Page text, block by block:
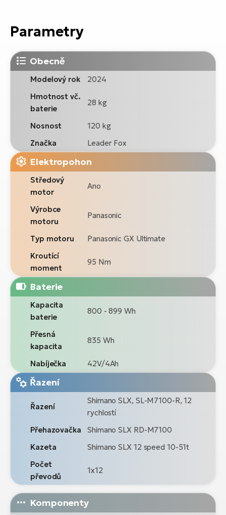
Parametry
Obecně
Modelový rok
2024
Hmotnost vč.
baterie
28 kg
Nosnost
120 kg
Značka
Leader Fox
Elektropohon
Středový
motor
Ano
Výrobce
motoru
Panasonic
Typ motoru
Panasonic GX Ultimate
Kroutící
moment
95 Nm
Baterie
Kapacita
baterie
800 - 899 Wh
Přesná
kapacita
835 Wh
Nabíječka 42V/4Ah
Řazení
Řazení
Shimano SLX, SL-M7100-R, 12
rychlostí
Přehazovačka
Shimano SLX RD-M7100
Kazeta
Shimano SLX 12 speed 10-51t
Počet
převodů
1x12
Komponenty